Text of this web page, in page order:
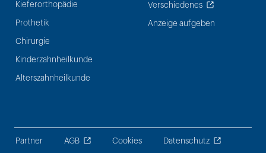
Kieferorthopädie
Prothetik
Chirurgie
Kinderzahnheilkunde
Alterszahnheilkunde
Verschiedenes
Anzeige aufgeben
Partner AGB Cookies Datenschutz